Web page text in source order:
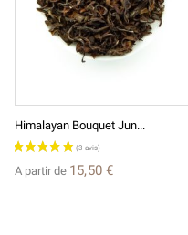
Himalayan Bouquet Jun...
A partir de 15,50 €